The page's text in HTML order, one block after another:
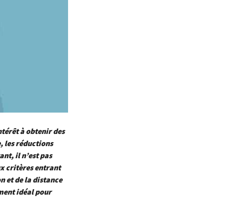
à obtenir des
les réductions
il n’est pas
critères entrant
et de la distance
idéal pour